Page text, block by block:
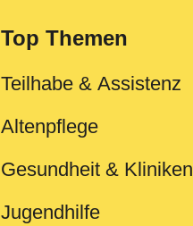
Top Themen
Teilhabe & Assistenz
Altenpflege
Gesundheit & Kliniken
Jugendhilfe